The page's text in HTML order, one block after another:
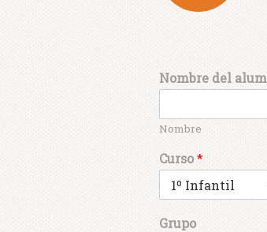
Nombre del
Nombre
Curso*
Grupo